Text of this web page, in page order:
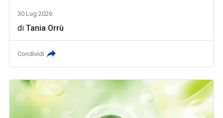
30 Lug 2026
diTania Orrù
Condividi